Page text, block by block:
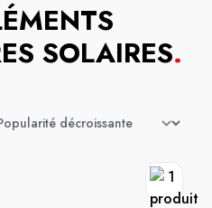
SOLAIRES.